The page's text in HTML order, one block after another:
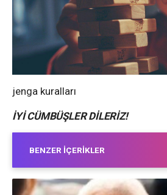
jenga kuralları
İYİ CÜMBÜŞLER DİLERİZ!
BENZER İÇERIKLER